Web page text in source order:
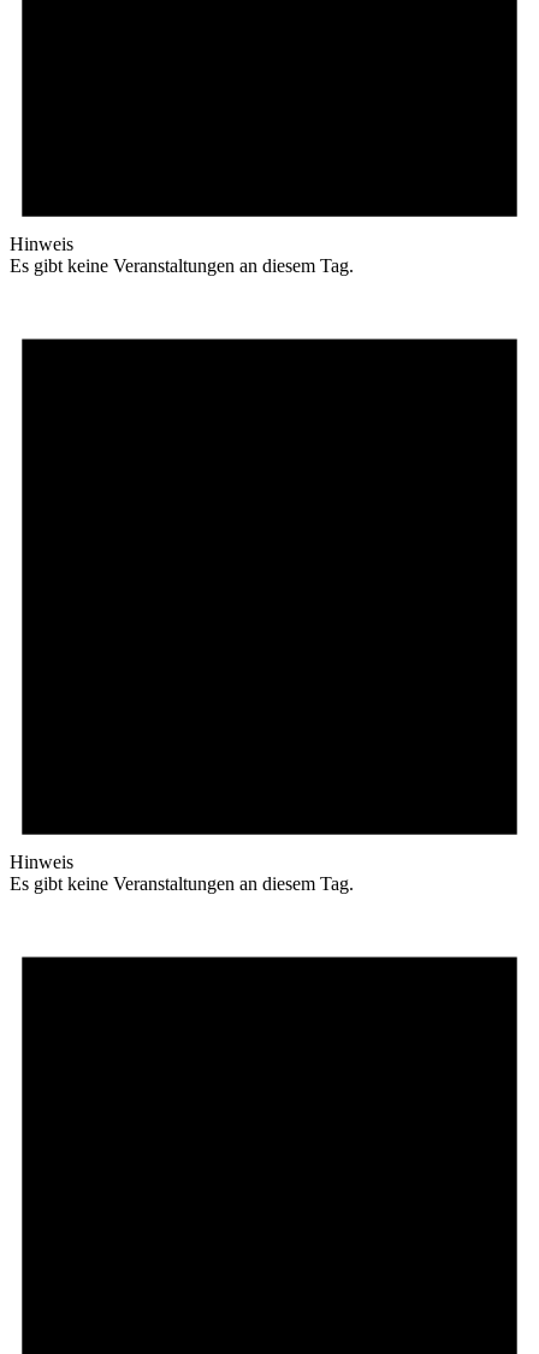
Hinweis
Es gibt keine Veranstaltungen an diesem Tag.
Hinweis
Es gibt keine Veranstaltungen an diesem Tag.